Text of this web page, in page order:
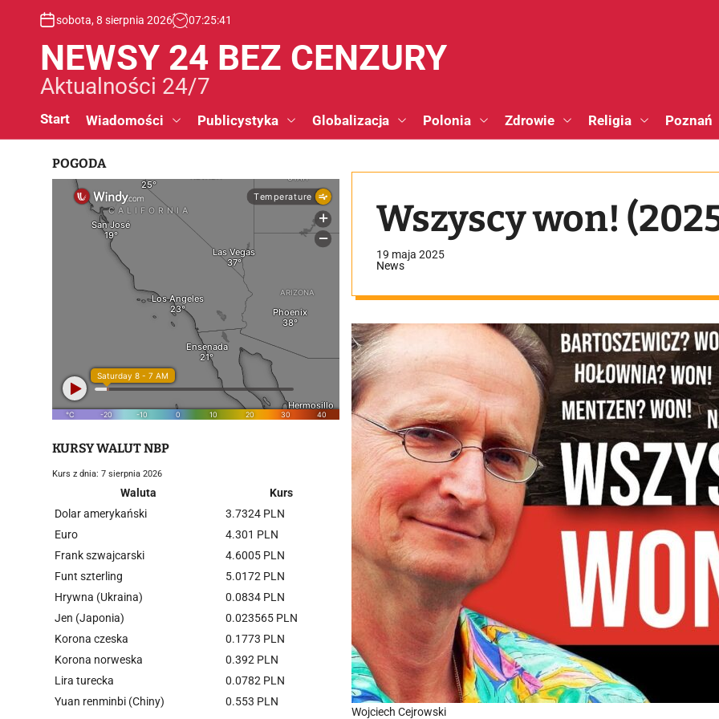
sobota, 8 sierpnia 2026 07:25:42
NEWSY 24 BEZ CENZURY
Aktualności 24/7
Start Wiadomości Publicystyka Globalizacja Polonia Zdrowie Religia Poznań
Wszyscy won!
19 maja 2025
News
Wojciech Cejrowski
POGODA
KURSY WALUT NBP
Kurs z dnia: 7 sierpnia 2026
Waluta
Kurs
Dolar amerykański
3.7324 PLN
Euro
4.301 PLN
Frank szwajcarski
4.6005 PLN
Funt szterling
5.0172 PLN
Hrywna (Ukraina)
0.0834 PLN
Jen (Japonia)
0.023565 PLN
Korona czeska
0.1773 PLN
Korona norweska
0.392 PLN
Lira turecka
0.0782 PLN
Yuan renminbi (Chiny)
0.553 PLN